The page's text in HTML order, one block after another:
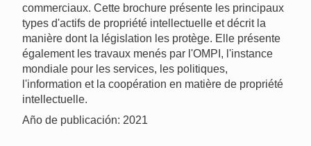
commerciaux. Cette brochure présente les principaux
types d'actifs de propriété intellectuelle et décrit la
manière dont la législation les protège. Elle présente
également les travaux menés par l'OMPI, l'instance
mondiale pour les services, les politiques,
l'information et la coopération en matière de propriété
intellectuelle.
Año de publicación: 2021